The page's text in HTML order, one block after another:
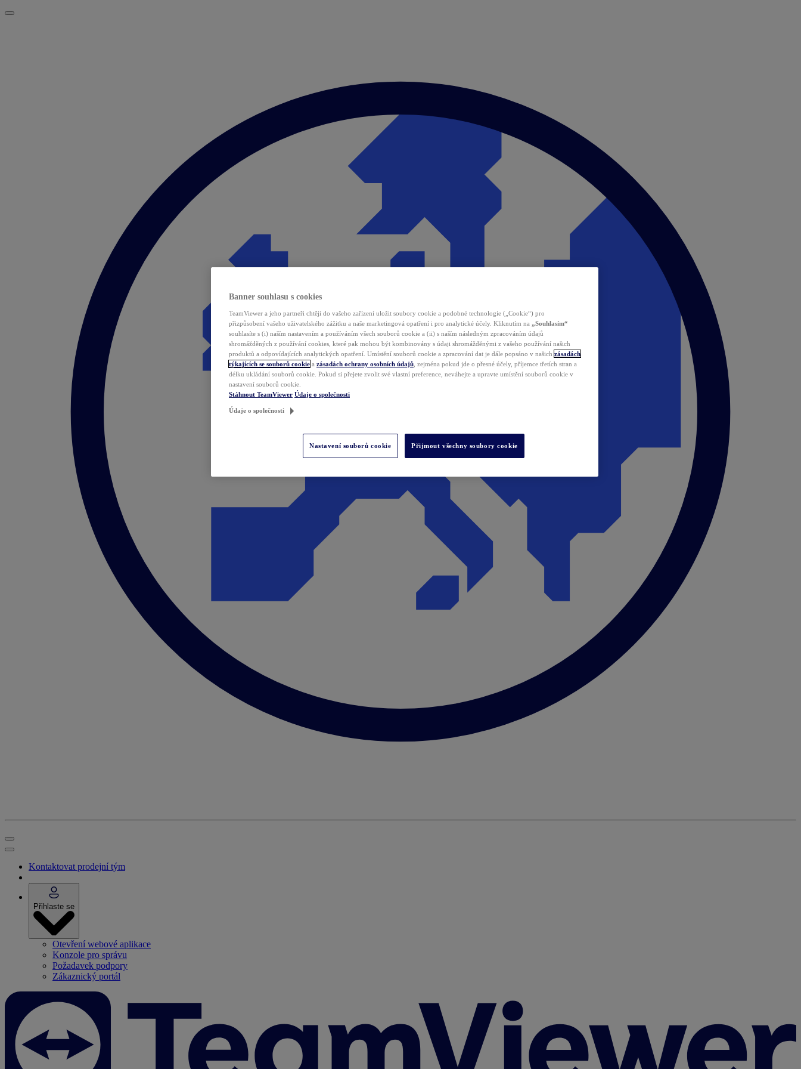
Kontaktovat prodejní tým
Přihlaste se
Otevření webové aplikace
Konzole pro správu
Požadavek podpory
Zákaznický portál
Banner souhlasu s cookies
TeamViewer a jeho partneři chtějí do vašeho zařízení uložit soubory cookie a podobné technologie („Cookie“) pro
přizpůsobení vašeho uživatelského zážitku a naše marketingová opatření i pro analytické účely. Kliknutím na „Souhlasím“
souhlasíte s (i) naším nastavením a používáním všech souborů cookie a (ii) s naším následným zpracováním údajů
shromážděných z používání cookies, které pak mohou být kombinovány s údaji shromážděnými z vašeho používání našich
produktů a odpovídajících analytických opatření. Umístění souborů cookie a zpracování dat je dále popsáno v našich zásadách
týkajících se souborů cookie a zásadách ochrany osobních údajů , zejména pokud jde o přesné účely, příjemce třetích stran a
délku ukládání souborů cookie. Pokud si přejete zvolit své vlastní preference, neváhejte a upravte umístění souborů cookie v
nastavení souborů cookie.
Stáhnout TeamViewer Údaje o společnosti
Údaje o společnosti
Nastavení souborů cookie Přijmout všechny soubory cookie